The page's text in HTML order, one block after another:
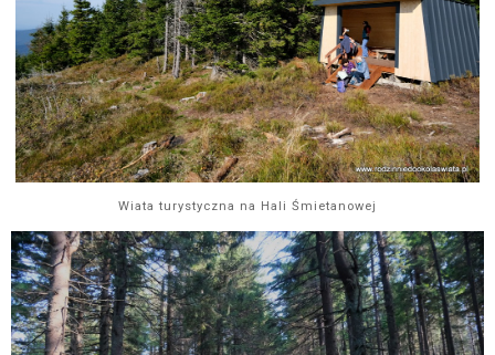
Wiata turystyczna na Hali Śmietanowej